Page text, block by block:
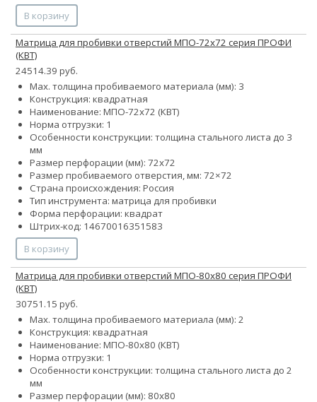
В корзину
Матрица для пробивки отверстий МПО-72х72 серия ПРОФИ
(КВТ)
24514.39 руб.
Max. толщина пробиваемого материала (мм): 3
Конструкция: квадратная
Наименование: МПО-72х72 (КВТ)
Норма отгрузки: 1
Особенности конструкции: толщина стального листа до 3
мм
Размер перфорации (мм): 72х72
Размер пробиваемого отверстия, мм: 72×72
Страна происхождения: Россия
Тип инструмента: матрица для пробивки
Форма перфорации: квадрат
Штрих-код: 14670016351583
В корзину
Матрица для пробивки отверстий МПО-80х80 серия ПРОФИ
(КВТ)
30751.15 руб.
Max. толщина пробиваемого материала (мм): 2
Конструкция: квадратная
Наименование: МПО-80х80 (КВТ)
Норма отгрузки: 1
Особенности конструкции: толщина стального листа до 2
мм
Размер перфорации (мм): 80х80